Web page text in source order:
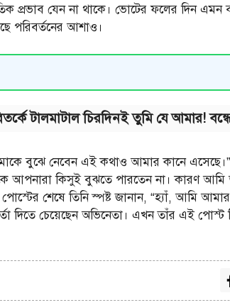
যেন না থাকে। ভোটের ফলের দিন এমন
পরিবর্তনের আশাও।
টালমাটাল চিরদিনই তুমি যে আমার!
বুঝে নেবেন এই কথাও আমার কানে
কিসুই বুঝতে পারতেন না। কারণ আমি
শেষে তিনি স্পষ্ট জানান, “হ্যাঁ, আমি আমার
দিতে চেয়েছেন অভিনেতা। এখন তাঁর এই